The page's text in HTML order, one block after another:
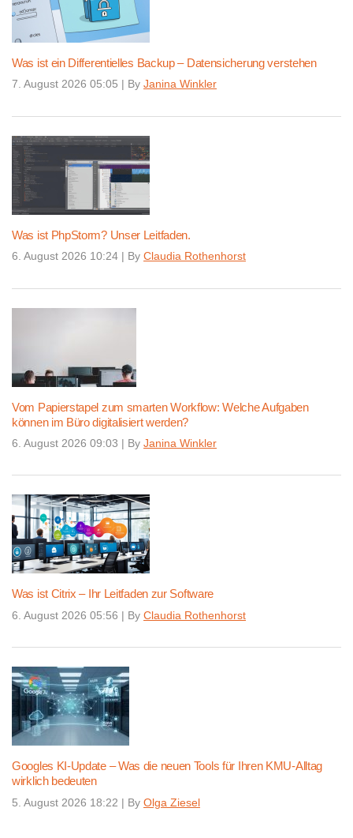
Was ist ein Differentielles Backup – Datensicherung verstehen
7. August 2026 05:05 | By Janina Winkler
Was ist PhpStorm? Unser Leitfaden.
6. August 2026 10:24 | By Claudia Rothenhorst
Vom Papierstapel zum smarten Workflow: Welche Aufgaben
können im Büro digitalisiert werden?
6. August 2026 09:03 | By Janina Winkler
Was ist Citrix – Ihr Leitfaden zur Software
6. August 2026 05:56 | By Claudia Rothenhorst
Googles KI-Update – Was die neuen Tools für Ihren KMU-Alltag
wirklich bedeuten
5. August 2026 18:22 | By Olga Ziesel